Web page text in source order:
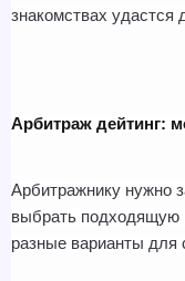
знакомствах удастся
Арбитраж дейтинг:
Арбитражнику нужно
выбрать подходящую
разные варианты для